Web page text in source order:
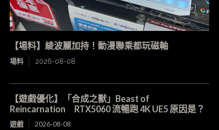
【場料】綾波麗加持！動漫聯乘都玩磁軸
場料 2026-08-08
【遊戲優化】「合成之獸」Beast of
Reincarnation RTX5060 流暢跑 4K UE5 原因是？
遊戲 2026-08-08